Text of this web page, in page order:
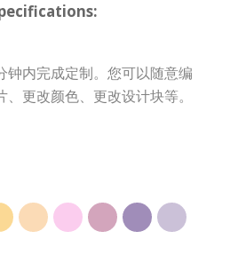
钟内完成定制。您可以随意编
更改颜色、更改设计块等。